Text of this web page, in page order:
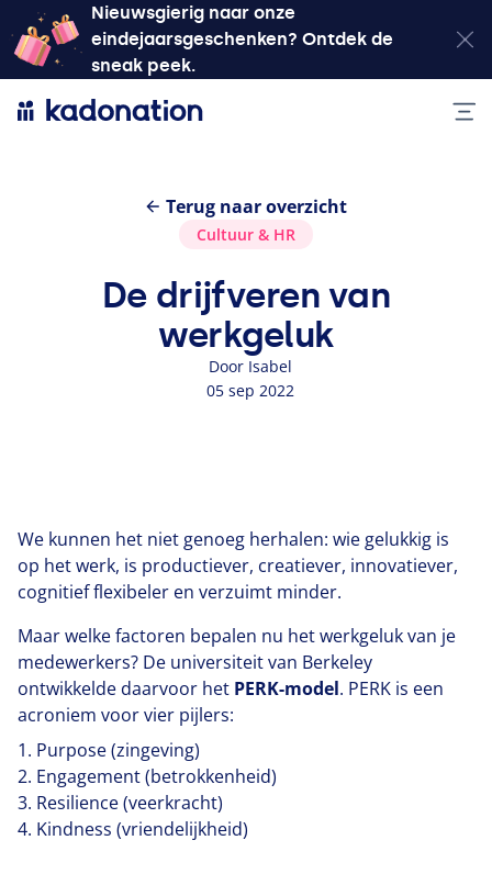
Nieuwsgierig naar onze
eindejaarsgeschenken? Ontdek de
sneak peek.
Terug naar overzicht
Cultuur & HR
De drijfveren van
werkgeluk
Door Isabel
05 sep 2022
We kunnen het niet genoeg herhalen: wie gelukkig is
op het werk, is productiever, creatiever, innovatiever,
cognitief flexibeler en verzuimt minder.
Maar welke factoren bepalen nu het werkgeluk van je
medewerkers? De universiteit van Berkeley
ontwikkelde daarvoor het PERK-model. PERK is een
acroniem voor vier pijlers:
1. Purpose (zingeving)
2. Engagement (betrokkenheid)
3. Resilience (veerkracht)
4. Kindness (vriendelijkheid)